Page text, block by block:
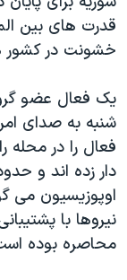
قدرت های بین
خشونت در
یک فعال عضو
فعال را در
اوپوزیسیون می
نیروها با
محاصره بوده